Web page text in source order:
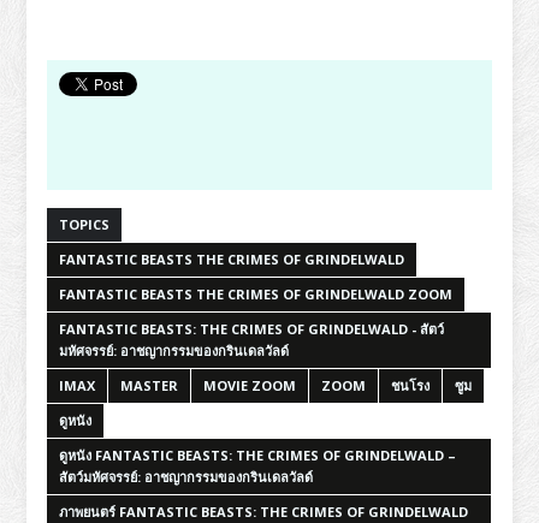
TOPICS
FANTASTIC BEASTS THE CRIMES OF GRINDELWALD
FANTASTIC BEASTS THE CRIMES OF GRINDELWALD ZOOM
FANTASTIC BEASTS: THE CRIMES OF GRINDELWALD - สัตว์
มหัศจรรย์: อาชญากรรมของกรินเดลวัลด์
IMAX
MASTER MOVIE ZOOM ZOOM ชนโรง
ซูม
ดูหนัง
ดูหนัง FANTASTIC BEASTS: THE CRIMES OF GRINDELWALD –
สัตว์มหัศจรรย์: อาชญากรรมของกรินเดลวัลด์
ภาพยนตร์ FANTASTIC BEASTS: THE CRIMES OF GRINDELWALD